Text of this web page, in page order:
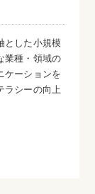
とした小規模
業種・領域の
ケーションを
ラシーの向上